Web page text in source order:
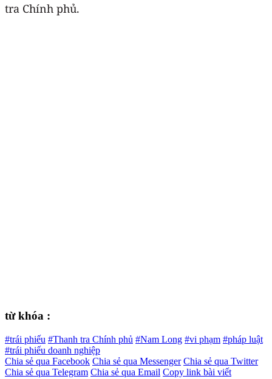
tra Chính phủ.
từ khóa :
#trái phiếu #Thanh tra Chính phủ #Nam Long #vi phạm #pháp luật
#trái phiếu doanh nghiệp
Chia sẻ qua Facebook Chia sẻ qua Messenger Chia sẻ qua Twitter
Chia sẻ qua Telegram Chia sẻ qua Email Copy link bài viết